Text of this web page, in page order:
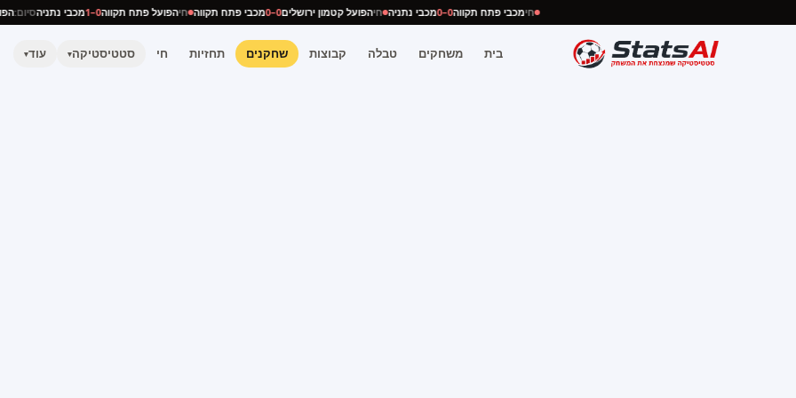
חימכבי פתח תקווה0–0 מכבי נתניה חיהפועל קטמון ירושלים0–0 מכבי פתח תקווה חיהפועל פתח תקווה0–1 מכבי נתניהסיום:
בית משחקים טבלה קבוצות שחקנים תחזיות חי סטטיסטיקה▾ עוד▾